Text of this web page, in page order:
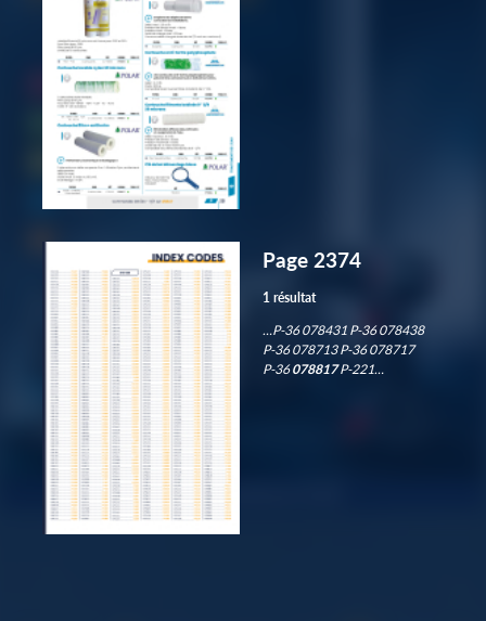
Page 2374
1 résultat
…P-36 078431 P-36 078438
P-36 078713 P-36 078717
P-36078817P-221…